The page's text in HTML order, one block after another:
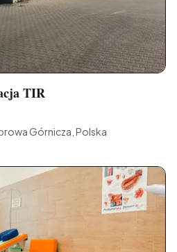
TIR
Górnicza, Polska